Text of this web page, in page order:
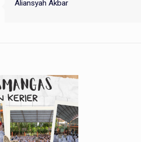
Aliansyah Akbar